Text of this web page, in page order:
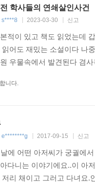
강희안의 [고사관수도] 등
러 건축물에 숨겨진 철학
용된 수학, 천문학, 건축,
미스터리. 천문학, 수학 등
학사들의 연쇄살인사건
s****8 2023-03-30 신고
적이 있고 책도 읽었는데
어도 재밌는 소설이다 나
우물속에서 발견된다 겸
니다.
e********g 2017-09-15 신고
에 어떤 아저씨가 궁궐에
다니는 이야기에요..이 아
리 채이고 그러고 다녀요